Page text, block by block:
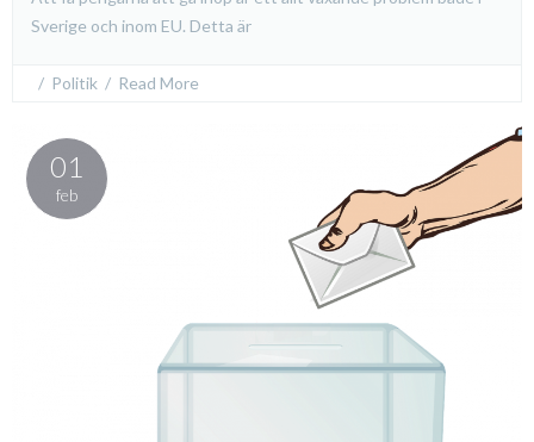
Sverige och inom EU. Detta är
  /
Politik
  /
Read More
01
feb